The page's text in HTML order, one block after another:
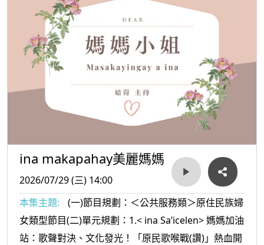
ina makapahay美麗媽媽
2026/07/29 (三) 14:00
本集主題:
(一)節目規劃：＜公共服務類＞原住民族婦
女類型節目(二)單元規劃：1.< ina Sa’icelen> 媽媽加油
站：歌聲對決、文化發光！「原民歌喉戰(讚)」熱血開